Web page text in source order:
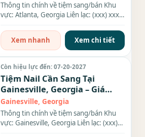
Thông tin chính về tiệm sang/bán Khu
vực: Atlanta, Georgia Liên lạc: (xxx) xxx-
Xem nhanh
Xem chi tiết
Còn hiệu lực đến: 07-20-2027
Tiệm Nail Cần Sang Tại
Gainesville, Georgia – Giá
$89k
Gainesville, Georgia
Thông tin chính về tiệm sang/bán Khu
vực: Gainesville, Georgia Liên lạc: (xxx)